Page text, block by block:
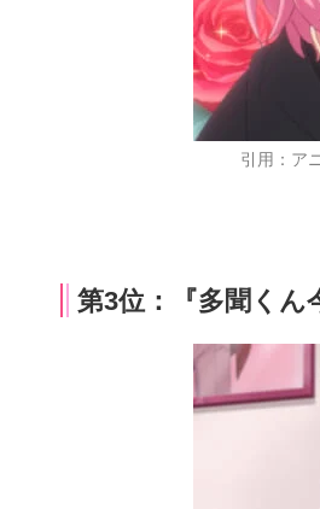
引用：ア
第3位：『多聞くん